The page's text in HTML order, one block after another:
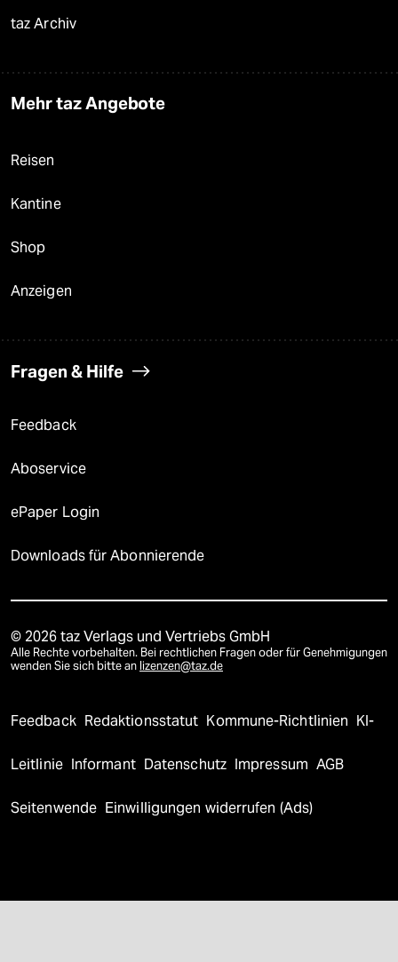
taz Archiv
Mehr taz Angebote
Reisen
Kantine
Shop
Anzeigen
Fragen & Hilfe
Feedback
Aboservice
ePaper Login
Downloads für Abonnierende
© 2026 taz Verlags und Vertriebs GmbH
Alle Rechte vorbehalten. Bei rechtlichen Fragen oder für Genehmigungen
wenden Sie sich bitte an lizenzen@taz.de
Feedback Redaktionsstatut Kommune-Richtlinien KI-
Leitlinie Informant Datenschutz Impressum AGB
Seitenwende Einwilligungen widerrufen (Ads)